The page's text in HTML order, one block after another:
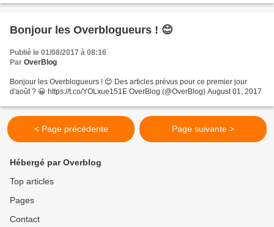
Bonjour les Overblogueurs ! 😊
Publié le 01/08/2017 à 08:16
Par OverBlog
Bonjour les Overblogueurs ! 😊 Des articles prévus pour ce premier jour
d'août ? 😀 https://t.co/YOLxue151E OverBlog (@OverBlog) August 01, 2017
< Page précédente Page suivante >
Hébergé par Overblog
Top articles
Pages
Contact